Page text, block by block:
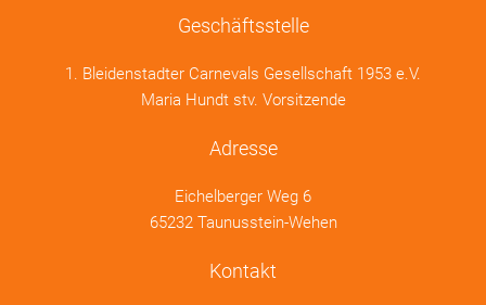
Geschäftsstelle
1. Bleidenstadter Carnevals Gesellschaft 1953 e.V.
Maria Hundt stv. Vorsitzende
Adresse
Eichelberger Weg 6
65232 Taunusstein-Wehen
Kontakt